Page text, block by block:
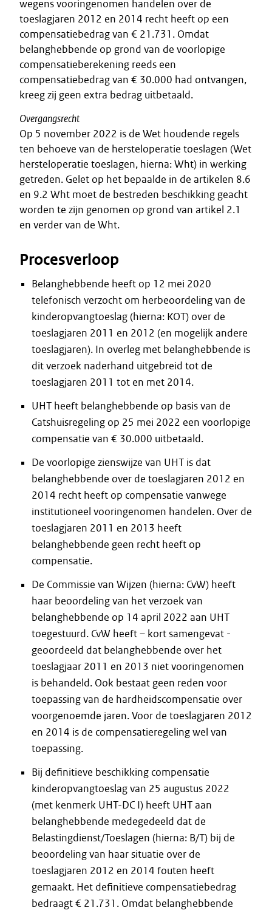
wegens vooringenomen handelen over de
toeslagjaren 2012 en 2014 recht heeft op een
compensatiebedrag van € 21.731. Omdat
belanghebbende op grond van de voorlopige
compensatieberekening reeds een
compensatiebedrag van € 30.000 had ontvangen,
kreeg zij geen extra bedrag uitbetaald.
Overgangsrecht
Op 5 november 2022 is de Wet houdende regels
ten behoeve van de hersteloperatie toeslagen (Wet
hersteloperatie toeslagen, hierna: Wht) in werking
getreden. Gelet op het bepaalde in de artikelen 8.6
en 9.2 Wht moet de bestreden beschikking geacht
worden te zijn genomen op grond van artikel 2.1
en verder van de Wht.
Procesverloop
Belanghebbende heeft op 12 mei 2020
telefonisch verzocht om herbeoordeling van de
kinderopvangtoeslag (hierna: KOT) over de
toeslagjaren 2011 en 2012 (en mogelijk andere
toeslagjaren). In overleg met belanghebbende is
dit verzoek naderhand uitgebreid tot de
toeslagjaren 2011 tot en met 2014.
UHT heeft belanghebbende op basis van de
Catshuisregeling op 25 mei 2022 een voorlopige
compensatie van € 30.000 uitbetaald.
De voorlopige zienswijze van UHT is dat
belanghebbende over de toeslagjaren 2012 en
2014 recht heeft op compensatie vanwege
institutioneel vooringenomen handelen. Over de
toeslagjaren 2011 en 2013 heeft
belanghebbende geen recht heeft op
compensatie.
De Commissie van Wijzen (hierna: CvW) heeft
haar beoordeling van het verzoek van
belanghebbende op 14 april 2022 aan UHT
toegestuurd. CvW heeft – kort samengevat -
geoordeeld dat belanghebbende over het
toeslagjaar 2011 en 2013 niet vooringenomen
is behandeld. Ook bestaat geen reden voor
toepassing van de hardheidscompensatie over
voorgenoemde jaren. Voor de toeslagjaren 2012
en 2014 is de compensatieregeling wel van
toepassing.
Bij definitieve beschikking compensatie
kinderopvangtoeslag van 25 augustus 2022
(met kenmerk UHT-DC I) heeft UHT aan
belanghebbende medegedeeld dat de
Belastingdienst/Toeslagen (hierna: B/T) bij de
beoordeling van haar situatie over de
toeslagjaren 2012 en 2014 fouten heeft
gemaakt. Het definitieve compensatiebedrag
bedraagt € 21.731. Omdat belanghebbende